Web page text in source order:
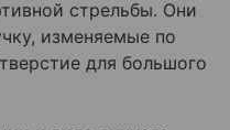
стрельбы. Они
изменяемые по
для большого